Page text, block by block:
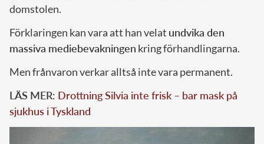
domstolen.
Förklaringen kan vara att han velat undvika den
massiva mediebevakningen kring förhandlingarna.
Men frånvaron verkar alltså inte vara permanent.
LÄS MER: Drottning Silvia inte frisk – bar mask på
sjukhus i Tyskland